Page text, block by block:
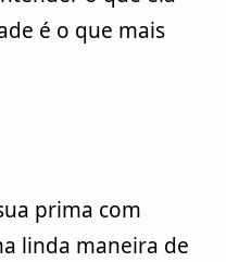
é o que mais
prima com
linda maneira de